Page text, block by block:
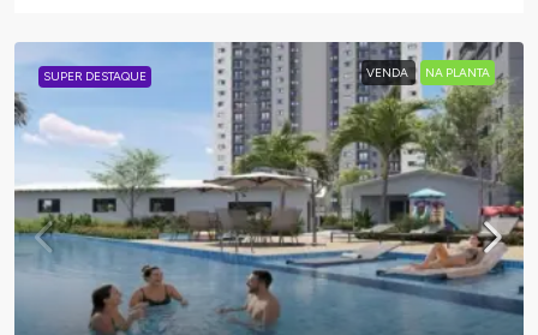
SUPER DESTAQUE VENDA NA PLANTA